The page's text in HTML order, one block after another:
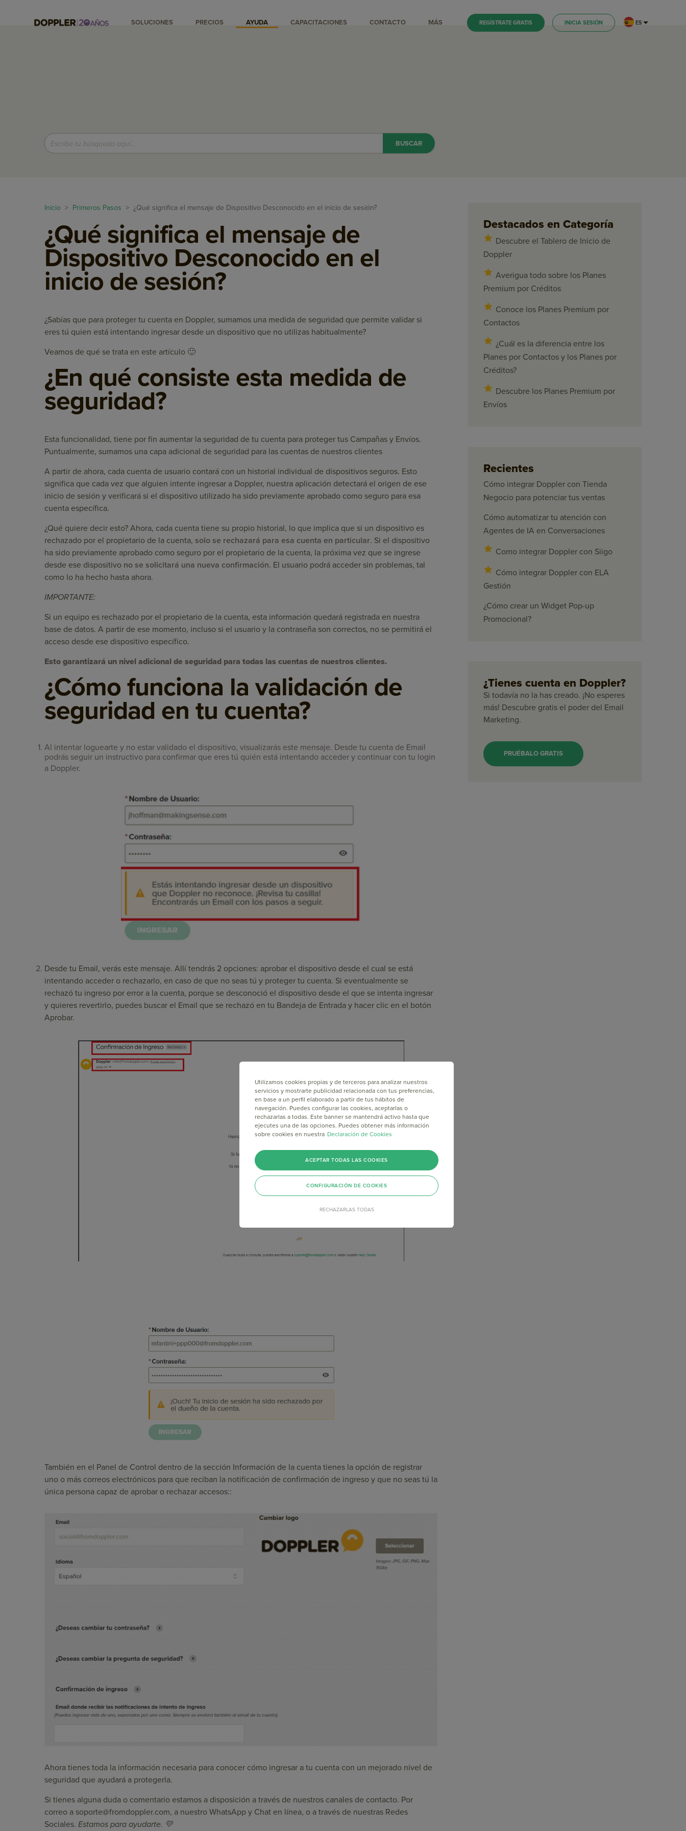
SOLUCIONES PRECIOS AYUDA CAPACITACIONES CONTACTO MÁS REGÍSTRATE GRATIS INICIA SESIÓN ES
Inicio > Primeros Pasos > ¿Qué significa el mensaje de Dispositivo Desconocido en el inicio de sesión?
¿Qué significa el mensaje de
Dispositivo Desconocido en el
inicio de sesión?
¿Sabías que para proteger tu cuenta en Doppler, sumamos una medida de seguridad que permite validar si
eres tú quien está intentando ingresar desde un dispositivo que no utilizas habitualmente?
Veamos de qué se trata en este artículo 🙂
¿En qué consiste esta medida de
seguridad?
Esta funcionalidad, tiene por fin aumentar la seguridad de tu cuenta para proteger tus Campañas y Envíos.
Puntualmente, sumamos una capa adicional de seguridad para las cuentas de nuestros clientes
A partir de ahora, cada cuenta de usuario contará con un historial individual de dispositivos seguros. Esto
significa que cada vez que alguien intente ingresar a Doppler, nuestra aplicación detectará el origen de ese
inicio de sesión y verificará si el dispositivo utilizado ha sido previamente aprobado como seguro para esa
cuenta específica.
¿Qué quiere decir esto? Ahora, cada cuenta tiene su propio historial, lo que implica que si un dispositivo es
rechazado por el propietario de la cuenta, solo se rechazará para esa cuenta en particular. Si el dispositivo
ha sido previamente aprobado como seguro por el propietario de la cuenta, la próxima vez que se ingrese
desde ese dispositivo no se solicitará una nueva confirmación. El usuario podrá acceder sin problemas, tal
como lo ha hecho hasta ahora.
IMPORTANTE:
Si un equipo es rechazado por el propietario de la cuenta, esta información quedará registrada en nuestra
base de datos. A partir de ese momento, incluso si el usuario y la contraseña son correctos, no se permitirá el
acceso desde ese dispositivo específico.
Esto garantizará un nivel adicional de seguridad para todas las cuentas de nuestros clientes.
¿Cómo funciona la validación de
seguridad en tu cuenta?
Al intentar loguearte y no estar validado el dispositivo, visualizarás este mensaje. Desde tu cuenta de Email
podrás seguir un instructivo para confirmar que eres tú quién está intentando acceder y continuar con tu login
a Doppler.
Desde tu Email, verás este mensaje. Allí tendrás 2 opciones: aprobar el dispositivo desde el cual se está
intentando acceder o rechazarlo, en caso de que no seas tú y proteger tu cuenta. Si eventualmente se
rechazó tu ingreso por error a la cuenta, porque se desconoció el dispositivo desde el que se intenta ingresar
y quieres revertirlo, puedes buscar el Email que se rechazó en tu Bandeja de Entrada y hacer clic en el botón
Aprobar.
También en el Panel de Control dentro de la sección Información de la cuenta tienes la opción de registrar
uno o más correos electrónicos para que reciban la notificación de confirmación de ingreso y que no seas tú la
única persona capaz de aprobar o rechazar accesos::
Ahora tienes toda la información necesaria para conocer cómo ingresar a tu cuenta con un mejorado nivel de
seguridad que ayudará a protegerla.
Si tienes alguna duda o comentario estamos a disposición a través de nuestros canales de contacto. Por
correo a soporte@fromdoppler.com, a nuestro WhatsApp y Chat en línea, o a través de nuestras Redes
Sociales. Estamos para ayudarte. 💛
Destacados en Categoría
Descubre el Tablero de Inicio de
Doppler
Averigua todo sobre los Planes
Premium por Créditos
Conoce los Planes Premium por
Contactos
¿Cuál es la diferencia entre los
Planes por Contactos y los Planes por
Créditos?
Descubre los Planes Premium por
Envíos
Recientes
Cómo integrar Doppler con Tienda
Negocio para potenciar tus ventas
Cómo automatizar tu atención con
Agentes de IA en Conversaciones
Como integrar Doppler con Siigo
Cómo integrar Doppler con ELA
Gestión
¿Cómo crear un Widget Pop-up
Promocional?
¿Tienes cuenta en Doppler?
Si todavía no la has creado. ¡No esperes
más! Descubre gratis el poder del Email
Marketing.
PRUÉBALO GRATIS
Utilizamos cookies propias y de terceros para analizar nuestros
servicios y mostrarte publicidad relacionada con tus preferencias,
en base a un perfil elaborado a partir de tus hábitos de
navegación. Puedes configurar las cookies, aceptarlas o
rechazarlas a todas. Este banner se mantendrá activo hasta que
ejecutes una de las opciones. Puedes obtener más información
sobre cookies en nuestra Declaración de Cookies
RECHAZARLAS TODAS
ACEPTAR TODAS LAS COOKIES
CONFIGURACIÓN DE COOKIES